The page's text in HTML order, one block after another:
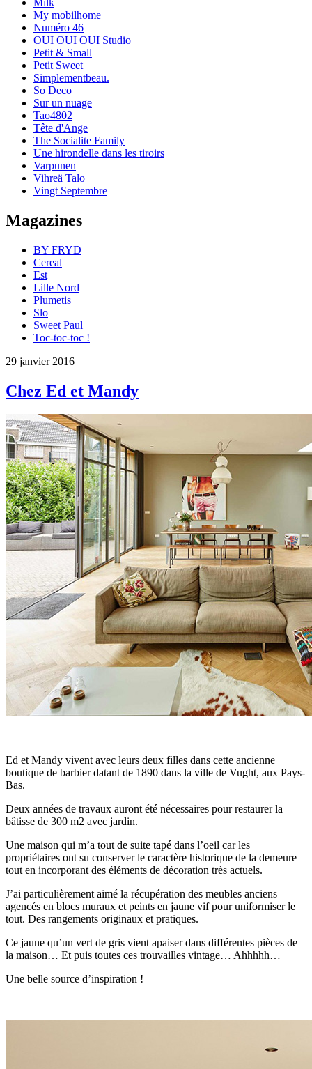
My mobilhome
Numéro 46
OUI OUI OUI Studio
Petit & Small
Petit Sweet
Simplementbeau.
So Deco
Sur un nuage
Tao4802
Tête d'Ange
The Socialite Family
Une hirondelle dans les tiroirs
Varpunen
Vihreä Talo
Vingt Septembre
Magazines
BY FRYD
Cereal
Est
Lille Nord
Plumetis
Slo
Sweet Paul
Toc-toc-toc !
29 janvier 2016
Chez Ed et Mandy
Ed et Mandy vivent avec leurs deux filles dans cette ancienne
boutique de barbier datant de 1890 dans la ville de Vught, aux Pays-
Bas.
Deux années de travaux auront été nécessaires pour restaurer la
bâtisse de 300 m2 avec jardin.
Une maison qui m’a tout de suite tapé dans l’oeil car les
propriétaires ont su conserver le caractère historique de la demeure
tout en incorporant des éléments de décoration très actuels.
J’ai particulièrement aimé la récupération des meubles anciens
agencés en blocs muraux et peints en jaune vif pour uniformiser le
tout. Des rangements originaux et pratiques.
Ce jaune qu’un vert de gris vient apaiser dans différentes pièces de
la maison… Et puis toutes ces trouvailles vintage… Ahhhhh…
Une belle source d’inspiration !